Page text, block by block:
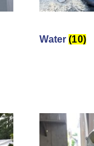
Water(10)